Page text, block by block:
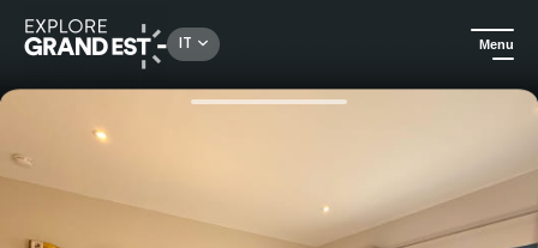
IT Menu
Idee soggiorno Buono regalo per un soggiorno a "La Chambre aux Bouteilles" in una tenuta vinicola